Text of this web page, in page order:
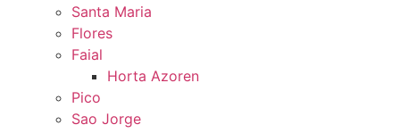
Santa Maria
Flores
Faial
Horta Azoren
Pico
Sao Jorge